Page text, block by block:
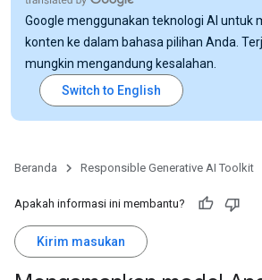
Google menggunakan teknologi AI untuk
konten ke dalam bahasa pilihan Anda.
mungkin mengandung kesalahan.
Beranda Responsible Generative AI Toolkit
Apakah informasi ini membantu?
Kirim masukan